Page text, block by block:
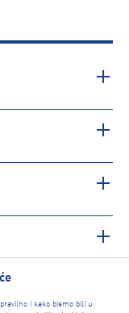
i kako bismo bili u